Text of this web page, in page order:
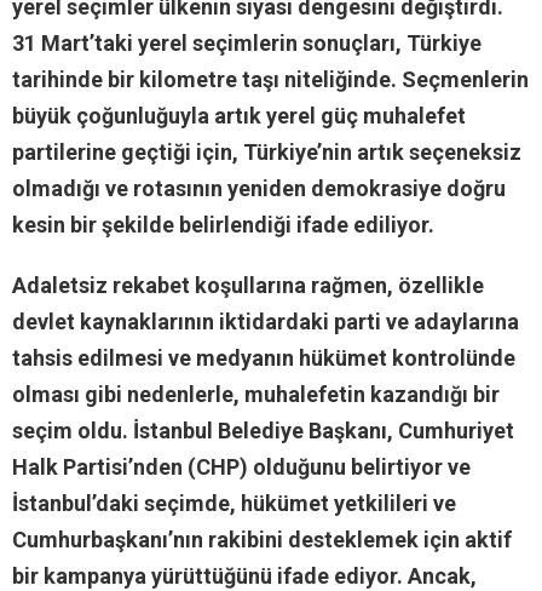
yerel seçimler ülkenin siyasi dengesini değiştirdi.
31 Mart’taki yerel seçimlerin sonuçları, Türkiye
tarihinde bir kilometre taşı niteliğinde. Seçmenlerin
büyük çoğunluğuyla artık yerel güç muhalefet
partilerine geçtiği için, Türkiye’nin artık seçeneksiz
olmadığı ve rotasının yeniden demokrasiye doğru
kesin bir şekilde belirlendiği ifade ediliyor.
Adaletsiz rekabet koşullarına rağmen, özellikle
devlet kaynaklarının iktidardaki parti ve adaylarına
tahsis edilmesi ve medyanın hükümet kontrolünde
olması gibi nedenlerle, muhalefetin kazandığı bir
seçim oldu. İstanbul Belediye Başkanı, Cumhuriyet
Halk Partisi’nden (CHP) olduğunu belirtiyor ve
İstanbul’daki seçimde, hükümet yetkilileri ve
Cumhurbaşkanı’nın rakibini desteklemek için aktif
bir kampanya yürüttüğünü ifade ediyor. Ancak,